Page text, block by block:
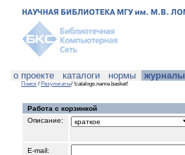
о проекте каталоги нормы журналы
Поиск / Результаты/ !catalogs.name.basket!
Работа с корзинкой
Описание:
E-mail: